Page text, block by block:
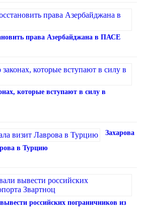
права Азербайджана в ПАСЕ
которые вступают в силу в
Захарова
в Турцию
российских пограничников из